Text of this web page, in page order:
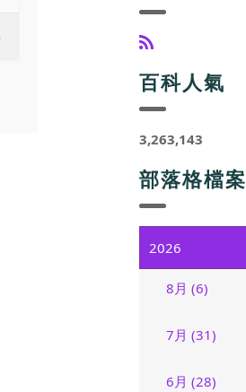
百科人氣
3,263,143
部落格檔案
2026
8月 (6)
7月 (31)
6月 (28)